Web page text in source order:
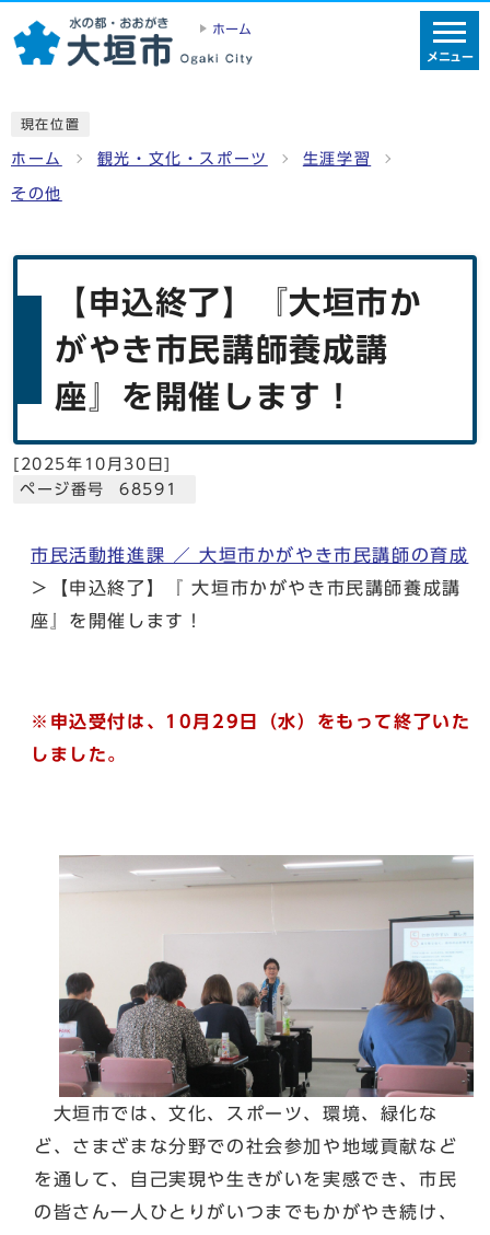
ホーム
メニュー
現在位置
ホーム 観光・文化・スポーツ 生涯学習
その他
【申込終了】『大垣市か
がやき市民講師養成講
座』を開催します！
[ 2025年10月30日]
ページ番号 68591
市民活動推進課 ／ 大垣市かがやき市民講師の育成
＞【申込終了】『 大垣市かがやき市民講師養成講
座』を開催します！
※申込受付は、10月29日（水）をもって終了いた
しました。
大垣市では、文化、スポーツ、環境、緑化な
ど、さまざまな分野での社会参加や地域貢献など
を通して、自己実現や生きがいを実感でき、市民
の皆さん一人ひとりがいつまでもかがやき続け、